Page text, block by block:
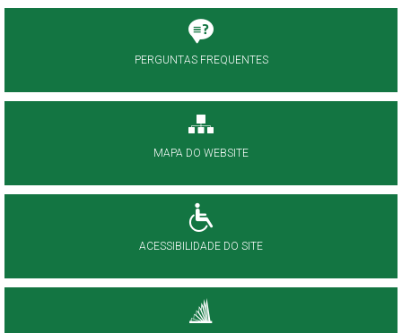
PERGUNTAS FREQUENTES
MAPA DO WEBSITE
ACESSIBILIDADE DO SITE